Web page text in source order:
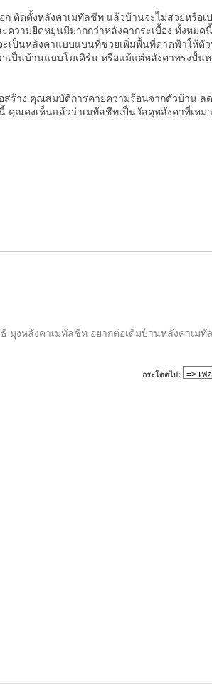
ตั้งหลังคาเมทัลชีท แล้วบ้านจะไม่สวยหรือเ
วามยืดหยุ่นมีมากกว่าหลังคากระเบื้อง ทั้งหมด
ะเป็นหลังคาแบบแบนที่ช่วยเพิ่มพื้นที่ดาดฟ้าให้ตั
เป็นบ้านแบบโมเดิร์น หรือแม้แต่หลังคาทรงปั้นห
สร้าง คุณสมบัติการคายความร้อนจากตัวบ้าน
ณคงเห็นแล้วว่าเมทัลชีทเป็นวัสดุหลังคาที่เหม
ธี มุงหลังคาเมทัลชีท อยากต่อเติมบ้านหลังคาเม
กระโดดไป: